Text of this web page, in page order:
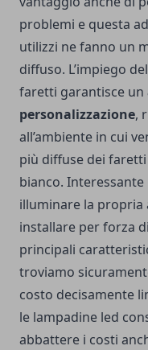
problemi e questa
utilizzi ne fanno un
diffuso. L’impiego del
faretti garantisce un
personalizzazione,
all’ambiente in cui
più diffuse dei
bianco.
illuminare la propria
installare per forza
principali
troviamo
costo decisamente
le lampadine led
abbattere i costi